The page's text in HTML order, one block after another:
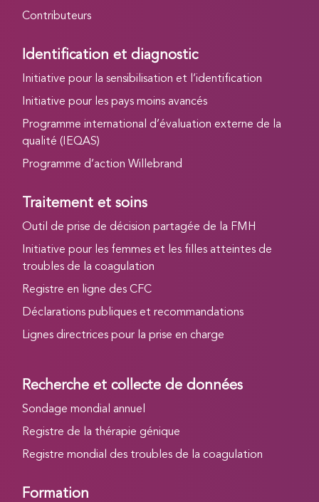
Contributeurs
Identification et diagnostic
Initiative pour la sensibilisation et l’identification
Initiative pour les pays moins avancés
Programme international d’évaluation externe de la
qualité (IEQAS)
Programme d’action Willebrand
Traitement et soins
Outil de prise de décision partagée de la FMH
Initiative pour les femmes et les filles atteintes de
troubles de la coagulation
Registre en ligne des CFC
Déclarations publiques et recommandations
Lignes directrices pour la prise en charge
Recherche et collecte de données
Sondage mondial annuel
Registre de la thérapie génique
Registre mondial des troubles de la coagulation
Formation